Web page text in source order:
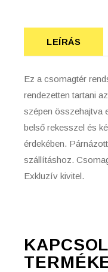
LEÍRÁS
Ez a csomagtér
rendezetten tartani
szépen összehajtva
belső rekesszel és
érdekében.
szállításhoz.
Exkluzív kivitel.